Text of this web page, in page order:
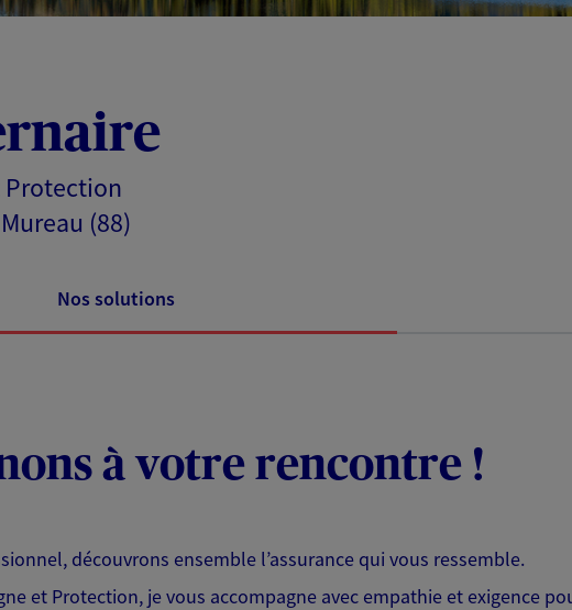
Protection
(88)
Nos solutions
à votre rencontre !
découvrons ensemble l’assurance qui vous ressemble.
et Protection, je vous accompagne avec empathie et exigence